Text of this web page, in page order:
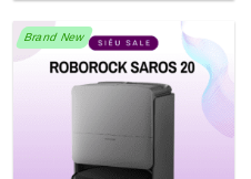
Brand New